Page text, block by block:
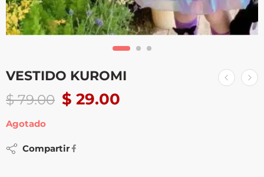
VESTIDO KUROMI
$79.00 $ 29.00
Agotado
Compartir